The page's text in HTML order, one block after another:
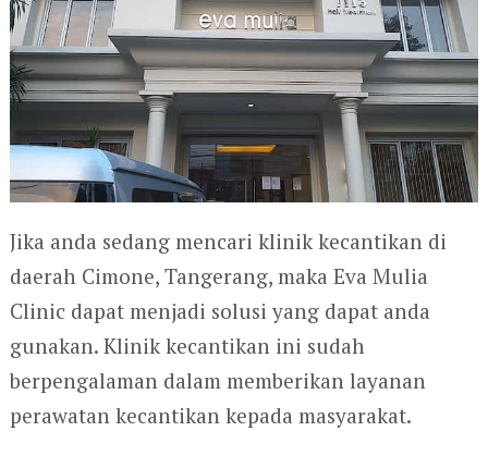
Jika anda sedang mencari klinik kecantikan di
daerah Cimone, Tangerang, maka Eva Mulia
Clinic dapat menjadi solusi yang dapat anda
gunakan. Klinik kecantikan ini sudah
berpengalaman dalam memberikan layanan
perawatan kecantikan kepada masyarakat.